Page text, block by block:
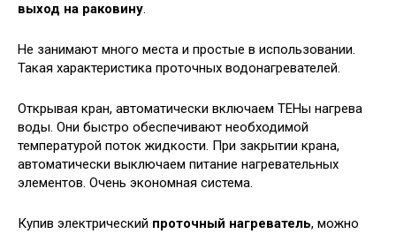
выход на раковину.
Не занимают много места и простые в использовании.
Такая характеристика проточных водонагревателей.
Открывая кран, автоматически включаем ТЕНы нагрева
воды. Они быстро обеспечивают необходимой
температурой поток жидкости. При закрытии крана,
автоматически выключаем питание нагревательных
элементов. Очень экономная система.
Купив электрический проточный нагреватель, можно